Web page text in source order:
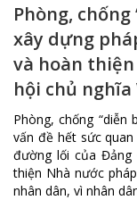
Phòng,
xây dựng
và hoàn
hội chủ nghĩa
Phòng, chống “diễn
vấn đề hết sức
đường lối của Đảng
thiện Nhà nước
nhân dân, vì nhân